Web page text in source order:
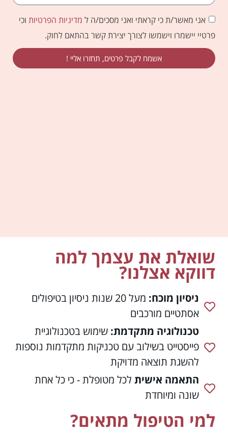
אני מאשר/ת כי קראתי ואני מסכים/ה ל מדיניות הפרטיות וכי
פרטיי יישמרו וישמשו לצורך יצירת קשר בהתאם לחוק.
אשמח לקבל פרטים, תחזרו אליי !
שואלת את עצמך למה
דווקא אצלנו?
ניסיון מוכח:
מעל 20 שנות ניסיון בטיפולים
אסתטיים מורכבים
טכנולוגיה מתקדמת: שימוש בטכנולוגיית
פייסטייט בשילוב עם טכניקות מתקדמות נוספות
להשגת תוצאה מדויקת
התאמה אישית לכל מטופלת - כי כל אחת
שונה ומיוחדת
למי הטיפול מתאים?